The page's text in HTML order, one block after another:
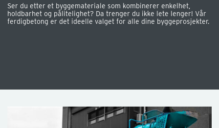
Ser du etter et byggemateriale som kombinerer enkelhet,
holdbarhet og pålitelighet? Da trenger du ikke lete lenger! Vår
ferdigbetong er det ideelle valget for alle dine byggeprosjekter.